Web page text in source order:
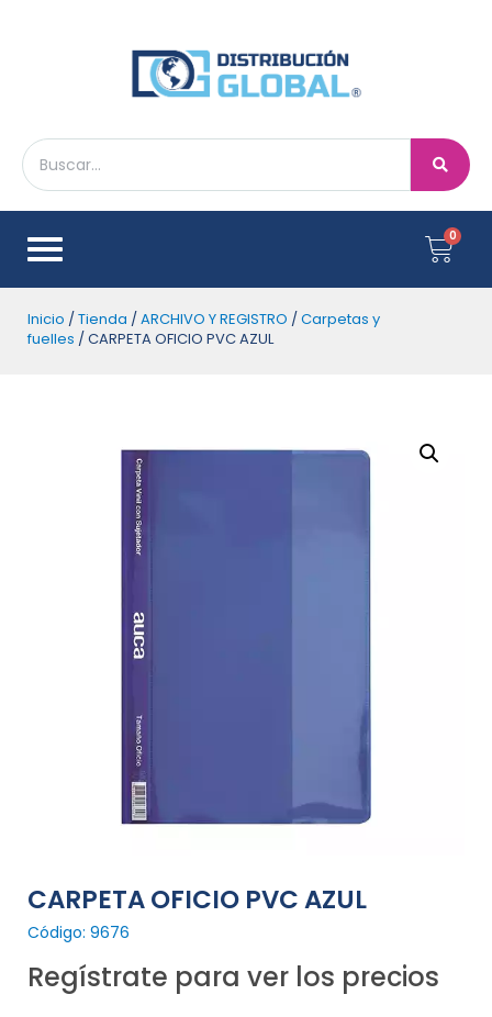
Inicio /Tienda /ARCHIVO Y REGISTRO /Carpetas y
fuelles / CARPETA OFICIO PVC AZUL
CARPETA OFICIO PVC AZUL
Código: 9676
Regístrate para ver los precios